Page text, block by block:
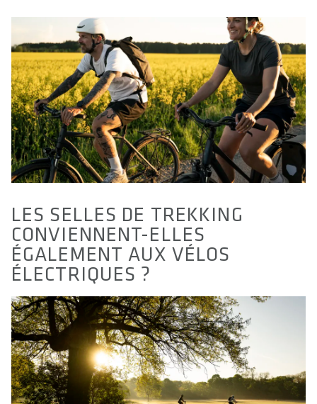
LES SELLES DE TREKKING
CONVIENNENT-ELLES
ÉGALEMENT AUX VÉLOS
ÉLECTRIQUES ?